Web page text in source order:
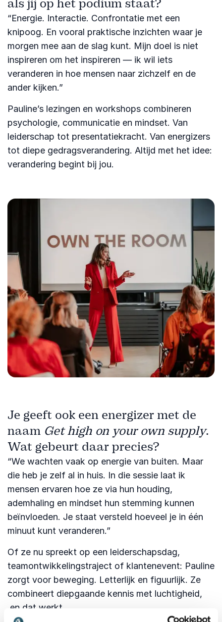
als jij op het podium staat?
“Energie. Interactie. Confrontatie met een
knipoog. En vooral praktische inzichten waar je
morgen mee aan de slag kunt. Mijn doel is niet
inspireren om het inspireren — ik wil iets
veranderen in hoe mensen naar zichzelf en de
ander kijken.”
Pauline’s lezingen en workshops combineren
psychologie, communicatie en mindset. Van
leiderschap tot presentatiekracht. Van energizers
tot diepe gedragsverandering. Altijd met het idee:
verandering begint bij jou.
Je geeft ook een energizer met de
naam Get high on your own supply.
Wat gebeurt daar precies?
“We wachten vaak op energie van buiten. Maar
die heb je zelf al in huis. In die sessie laat ik
mensen ervaren hoe ze via hun houding,
ademhaling en mindset hun stemming kunnen
beïnvloeden. Je staat versteld hoeveel je in één
minuut kunt veranderen.”
Of ze nu spreekt op een leiderschapsdag,
teamontwikkelingstraject of klantenevent: Pauline
zorgt voor beweging. Letterlijk en figuurlijk. Ze
combineert diepgaande kennis met luchtigheid,
en dat werkt.